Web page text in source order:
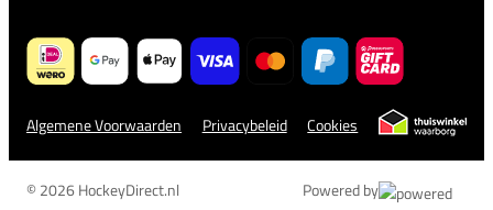
Algemene Voorwaarden Privacybeleid Cookies
© 2026 HockeyDirect.nl Powered by